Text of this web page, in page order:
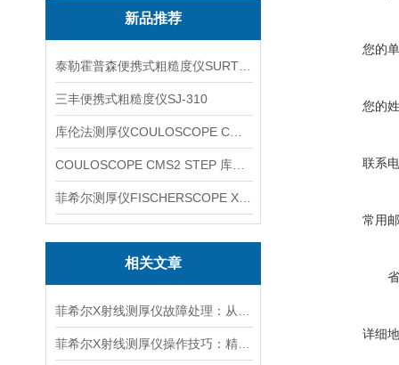
新品推荐
三丰便携式粗糙度仪SJ-310
相关文章
您的
您的
联系
常用
详细